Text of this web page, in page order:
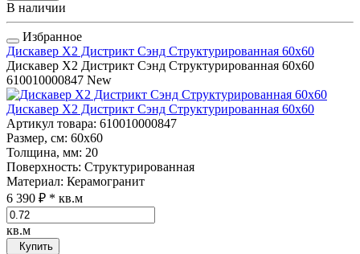
В наличии
Избранное
Дискавер Х2 Дистрикт Сэнд Структурированная 60x60
Дискавер Х2 Дистрикт Сэнд Структурированная 60x60
610010000847 New
Дискавер Х2 Дистрикт Сэнд Структурированная 60x60
Артикул товара: 610010000847
Размер, см: 60x60
Толщина, мм: 20
Поверхность: Структурированная
Материал: Керамогранит
6 390 ₽ * кв.м
кв.м
Купить